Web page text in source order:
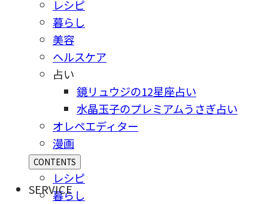
レシピ
暮らし
美容
ヘルスケア
占い
鏡リュウジの12星座占い
水晶玉子のプレミアムうさぎ占い
オレペエディター
漫画
CONTENTS
レシピ
暮らし
SERVICE